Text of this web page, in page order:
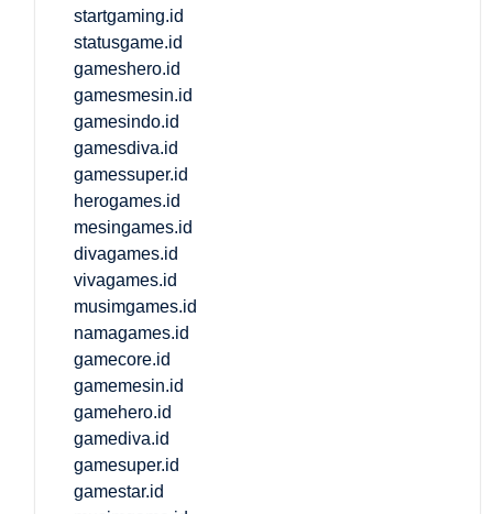
startgaming.id
statusgame.id
gameshero.id
gamesmesin.id
gamesindo.id
gamesdiva.id
gamessuper.id
herogames.id
mesingames.id
divagames.id
vivagames.id
musimgames.id
namagames.id
gamecore.id
gamemesin.id
gamehero.id
gamediva.id
gamesuper.id
gamestar.id